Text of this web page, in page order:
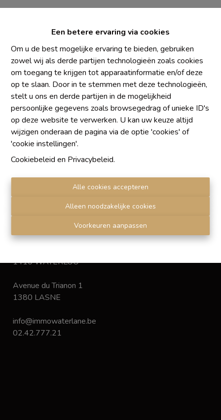
Een betere ervaring via cookies
Om u de best mogelijke ervaring te bieden, gebruiken
zowel wij als derde partijen technologieën zoals cookies
om toegang te krijgen tot apparaatinformatie en/of deze
op te slaan. Door in te stemmen met deze technologieën,
stelt u ons en derde partijen in de mogelijkheid
persoonlijke gegevens zoals browsegedrag of unieke ID's
op deze website te verwerken. U kan uw keuze altijd
wijzigen onderaan de pagina via de optie 'cookies' of
'cookie instellingen'.
Cookiebeleid en Privacybeleid.
Alle cookies accepteren
Alleen noodzakelijke cookies
Voorkeuren aanpassen
Chaque agence est juridiquement et financièrement
indépendante
SRL IMMO Water Lane - TVA BE 0755330288
Agrétion I.P.I. N° 510.423
RC professionnelle et cautionnement vis AXA Belgium
N° 730.390.160
Institut professionnel des agents immobiliers, rue du
Luxembourg 16 B, 1000 Bruxelles. Le
déontologiede l'Institut professionnel des agents
Privacy statement
1410 WATERLOO
Avenue du Trianon 1
1380 LASNE
info@immowaterlane.be
02.42.777.21